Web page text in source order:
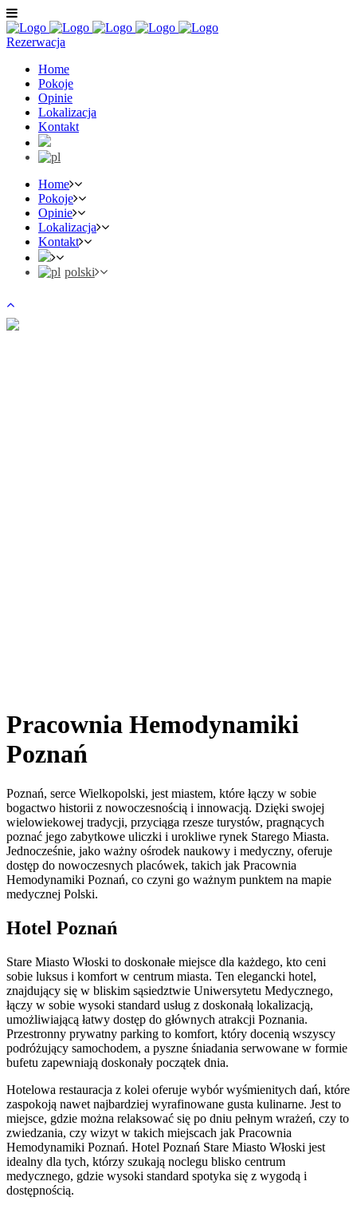
Rezerwacja
Home
Pokoje
Opinie
Lokalizacja
Kontakt
Home
Pokoje
Opinie
Lokalizacja
Kontakt
polski
Pracownia Hemodynamiki
Poznań
Poznań, serce Wielkopolski, jest miastem, które łączy w sobie
bogactwo historii z nowoczesnością i innowacją. Dzięki swojej
wielowiekowej tradycji, przyciąga rzesze turystów, pragnących
poznać jego zabytkowe uliczki i urokliwe rynek Starego Miasta.
Jednocześnie, jako ważny ośrodek naukowy i medyczny, oferuje
dostęp do nowoczesnych placówek, takich jak Pracownia
Hemodynamiki Poznań, co czyni go ważnym punktem na mapie
medycznej Polski.
Hotel Poznań
Stare Miasto Włoski to doskonałe miejsce dla każdego, kto ceni
sobie luksus i komfort w centrum miasta. Ten elegancki hotel,
znajdujący się w bliskim sąsiedztwie Uniwersytetu Medycznego,
łączy w sobie wysoki standard usług z doskonałą lokalizacją,
umożliwiającą łatwy dostęp do głównych atrakcji Poznania.
Przestronny prywatny parking to komfort, który docenią wszyscy
podróżujący samochodem, a pyszne śniadania serwowane w formie
bufetu zapewniają doskonały początek dnia.
Hotelowa restauracja z kolei oferuje wybór wyśmienitych dań, które
zaspokoją nawet najbardziej wyrafinowane gusta kulinarne. Jest to
miejsce, gdzie można relaksować się po dniu pełnym wrażeń, czy to
zwiedzania, czy wizyt w takich miejscach jak Pracownia
Hemodynamiki Poznań. Hotel Poznań Stare Miasto Włoski jest
idealny dla tych, którzy szukają noclegu blisko centrum
medycznego, gdzie wysoki standard spotyka się z wygodą i
dostępnością.